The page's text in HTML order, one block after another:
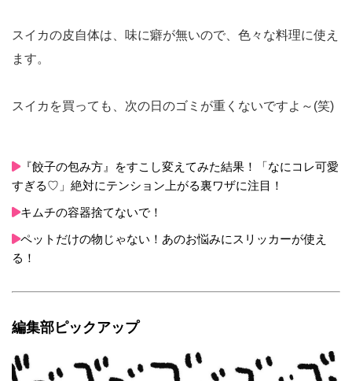
スイカの皮自体は、味に癖が無いので、色々な料理に使え
ます。
スイカを買っても、次の日のゴミが重くないですよ～(笑)
『餃子の包み方』をすこし変えてみた結果！「なにコレ可愛
すぎる♡」絶対にテンション上がる裏ワザに注目！
キムチの容器捨てないで！
ペットだけの物じゃない！あのお悩みにスリッカーが使え
る！
編集部ピックアップ